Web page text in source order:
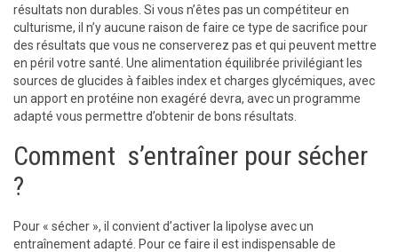
résultats non durables. Si vous n’êtes pas un compétiteur en
culturisme, il n’y aucune raison de faire ce type de sacrifice pour
des résultats que vous ne conserverez pas et qui peuvent mettre
en péril votre santé. Une alimentation équilibrée privilégiant les
sources de glucides à faibles index et charges glycémiques, avec
un apport en protéine non exagéré devra, avec un programme
adapté vous permettre d’obtenir de bons résultats.
Comment s’entraîner pour sécher
?
Pour « sécher », il convient d’activer la lipolyse avec un
entraînement adapté. Pour ce faire il est indispensable de